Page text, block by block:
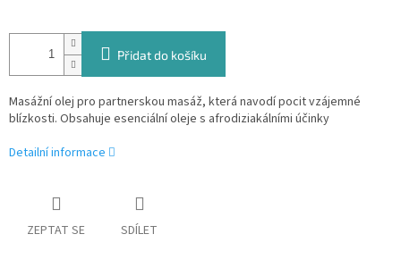
Přidat do košíku
Masážní olej pro partnerskou masáž, která navodí pocit vzájemné
blízkosti. Obsahuje esenciální oleje s afrodiziakálními účinky
Detailní informace
ZEPTAT SE SDÍLET